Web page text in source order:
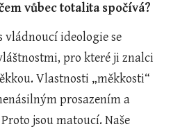
vůbec totalita spočívá?
ideologie se
pro které ji znalci
Vlastnosti „měkkosti“
prosazením a
jsou matoucí. Naše